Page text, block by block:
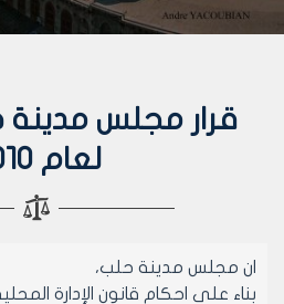
لعام 2010
ان مجلس مدينة حلب،
بناء على احكام قانون الإدارة